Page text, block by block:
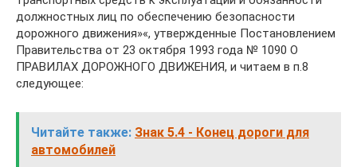
должностных лиц по обеспечению безопасности
дорожного движения»«, утвержденные Постановлением
Правительства от 23 октября 1993 года № 1090 О
ПРАВИЛАХ ДОРОЖНОГО ДВИЖЕНИЯ, и читаем в п.8
следующее:
Читайте также: Знак 5.4 - Конец дороги для
автомобилей